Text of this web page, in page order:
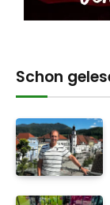
Schon